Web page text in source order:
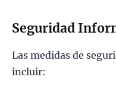
Seguridad
Las medidas de
incluir: